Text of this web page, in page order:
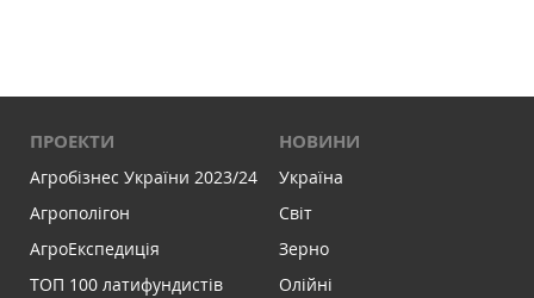
ПРОЕКТИ
Агробізнес України 2023/24
Агрополігон
АгроЕкспедиція
ТОП 100 латифундистів
НОВИНИ
Україна
Світ
Зерно
Олійні